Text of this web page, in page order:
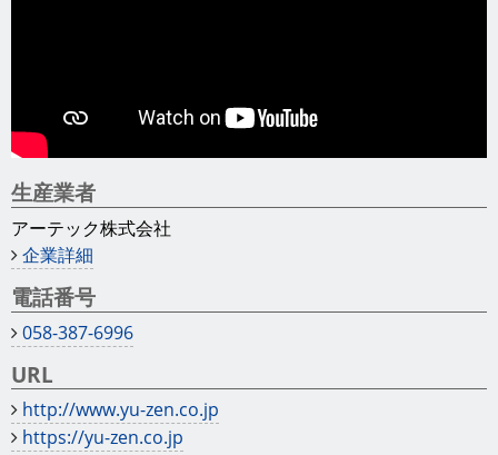
生産業者
アーテック株式会社
企業詳細
電話番号
058-387-6996
URL
http://www.yu-zen.co.jp
https://yu-zen.co.jp